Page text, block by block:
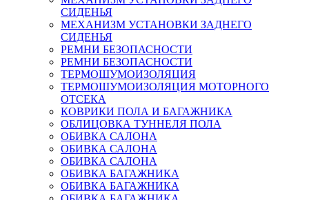
СИДЕНЬЯ
МЕХАНИЗМ УСТАНОВКИ ЗАДНЕГО
СИДЕНЬЯ
РЕМНИ БЕЗОПАСНОСТИ
РЕМНИ БЕЗОПАСНОСТИ
ТЕРМОШУМОИЗОЛЯЦИЯ
ТЕРМОШУМОИЗОЛЯЦИЯ МОТОРНОГО
ОТСЕКА
КОВРИКИ ПОЛА И БАГАЖНИКА
ОБЛИЦОВКА ТУННЕЛЯ ПОЛА
ОБИВКА САЛОНА
ОБИВКА САЛОНА
ОБИВКА САЛОНА
ОБИВКА БАГАЖНИКА
ОБИВКА БАГАЖНИКА